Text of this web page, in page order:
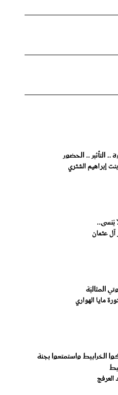
.. التأثير .. الحضور
إبراهيم الشثري
يُنسى..
آل عثمان
المثاليّة
مايا الهواري
الخرابيط واستمتعوا بجنة
العرفج